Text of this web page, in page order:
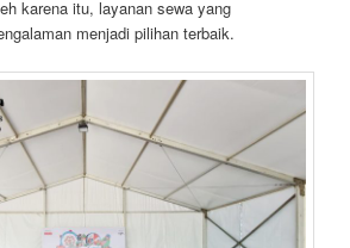
karena itu, layanan sewa yang
menjadi pilihan terbaik.